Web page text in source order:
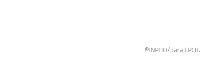
©INPHO/para EPCR.